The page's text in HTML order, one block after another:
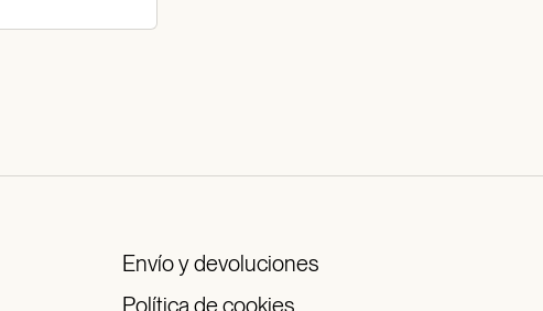
Envío y devoluciones
Política de cookies